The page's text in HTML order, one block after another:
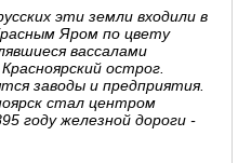
эти земли входили в
Яром по цвету
вассалами
острог.
заводы и предприятия.
стал центром
году железной дороги -